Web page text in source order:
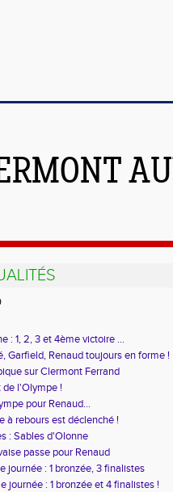
: 1, 2, 3 et 4ème victoire ...
Garfield, Renaud toujours en forme !
sur Clermont Ferrand
de l'Olympe !
pour Renaud...
à rebours est déclenché !
: Sables d'Olonne
passe pour Renaud
journée : 1 bronzée, 3 finalistes
journée : 1 bronzée et 4 finalistes !